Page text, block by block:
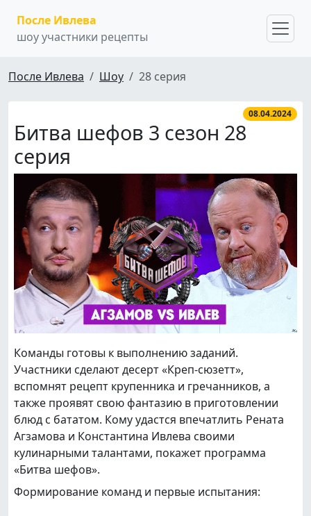
После Ивлева
шоу участники рецепты
После Ивлева Шоу 28 серия
08.04.2024
Битва шефов 3 сезон 28
серия
Команды готовы к выполнению заданий.
Участники сделают десерт «Креп-сюзетт»,
вспомнят рецепт крупенника и гречанников, а
также проявят свою фантазию в приготовлении
блюд с бататом. Кому удастся впечатлить Рената
Агзамова и Константина Ивлева своими
кулинарными талантами, покажет программа
«Битва шефов».
Формирование команд и первые испытания: